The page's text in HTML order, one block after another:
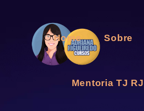
Home Sobre
Mentoria TJ